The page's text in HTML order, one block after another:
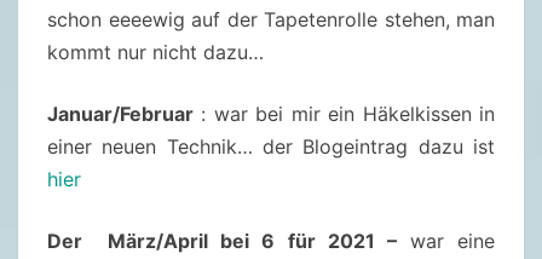
schon eeeewig auf der Tapetenrolle stehen, man
kommt nur nicht dazu…
Januar/Februar : war bei mir ein Häkelkissen in
einer neuen Technik… der Blogeintrag dazu ist
hier
Der März/April bei 6 für 2021 – war eine